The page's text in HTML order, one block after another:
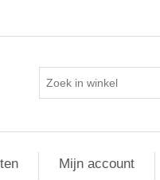
Mijn account